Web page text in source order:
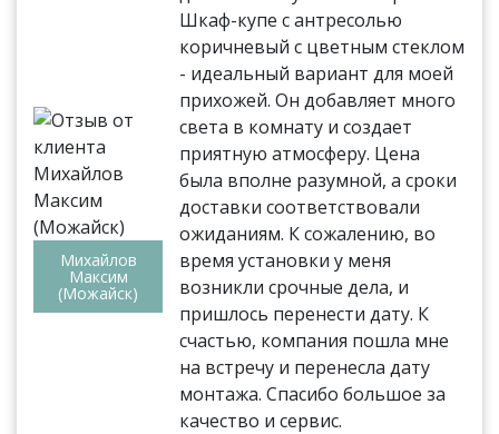
Михайлов
Максим
(Можайск)
Шкаф-купе с антресолью
коричневый с цветным стеклом
- идеальный вариант для моей
прихожей. Он добавляет много
света в комнату и создает
приятную атмосферу. Цена
была вполне разумной, а сроки
доставки соответствовали
ожиданиям. К сожалению, во
время установки у меня
возникли срочные дела, и
пришлось перенести дату. К
счастью, компания пошла мне
на встречу и перенесла дату
монтажа. Спасибо большое за
качество и сервис.